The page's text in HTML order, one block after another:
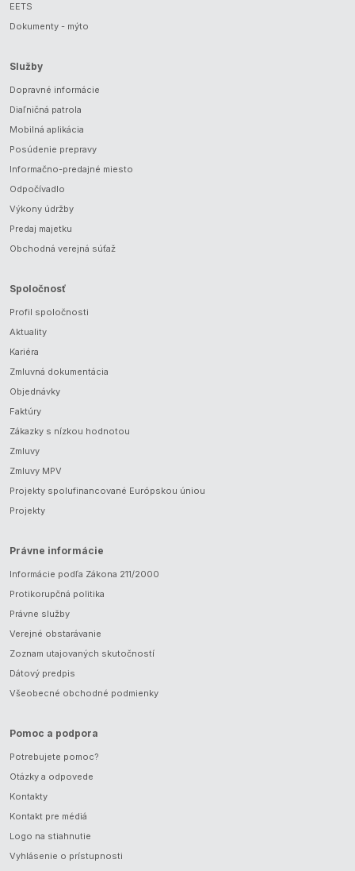
EETS
Dokumenty - mýto
Služby
Dopravné informácie
Diaľničná patrola
Mobilná aplikácia
Posúdenie prepravy
Informačno-predajné miesto
Odpočívadlo
Výkony údržby
Predaj majetku
Obchodná verejná súťaž
Spoločnosť
Profil spoločnosti
Aktuality
Kariéra
Zmluvná dokumentácia
Objednávky
Faktúry
Zákazky s nízkou hodnotou
Zmluvy
Zmluvy MPV
Projekty spolufinancované Európskou úniou
Projekty
Právne informácie
Informácie podľa Zákona 211/2000
Protikorupčná politika
Právne služby
Verejné obstarávanie
Zoznam utajovaných skutočností
Dátový predpis
Všeobecné obchodné podmienky
Pomoc a podpora
Potrebujete pomoc?
Otázky a odpovede
Kontakty
Kontakt pre médiá
Logo na stiahnutie
Vyhlásenie o prístupnosti